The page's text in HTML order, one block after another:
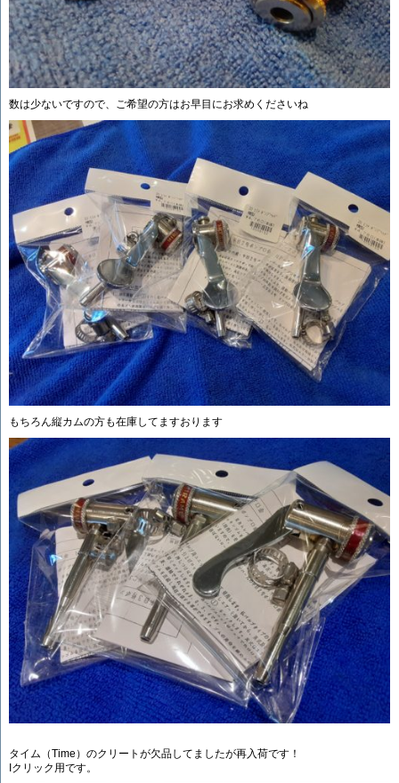
数は少ないですので、ご希望の方はお早目にお求めくださいね
もちろん縦カムの方も在庫してますおります
タイム（Time）のクリートが欠品してましたが再入荷です！
Iクリック用です。